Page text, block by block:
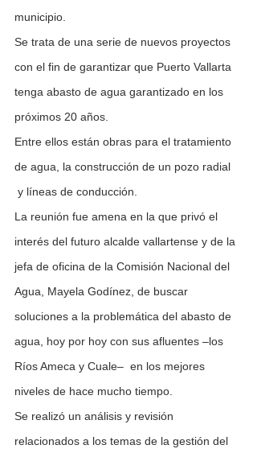
municipio.
Se trata de una serie de nuevos proyectos
con el fin de garantizar que Puerto Vallarta
tenga abasto de agua garantizado en los
próximos 20 años.
Entre ellos están obras para el tratamiento
de agua, la construcción de un pozo radial
y líneas de conducción.
La reunión fue amena en la que privó el
interés del futuro alcalde vallartense y de la
jefa de oficina de la Comisión Nacional del
Agua, Mayela Godínez, de buscar
soluciones a la problemática del abasto de
agua, hoy por hoy con sus afluentes –los
Ríos Ameca y Cuale–  en los mejores
niveles de hace mucho tiempo.
Se realizó un análisis y revisión
relacionados a los temas de la gestión del